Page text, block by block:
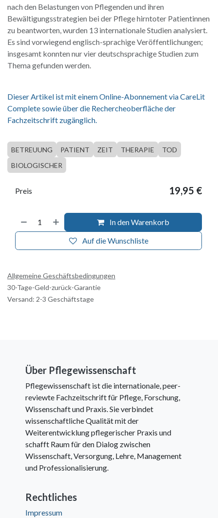
nach den Belastungen von Pflegenden und ihren
Bewältigungsstrategien bei der Pflege hirntoter Patientinnen
zu beantworten, wurden 13 internationale Studien analysiert.
Es sind vorwiegend englisch-sprachige Veröffentlichungen;
insgesamt konnten nur vier deutschsprachige Studien zum
Thema gefunden werden.
Dieser Artikel ist mit einem Online-Abonnement via CareLit
Complete sowie über die Rechercheoberfläche der
Fachzeitschrift zugänglich.
BETREUUNG PATIENT ZEIT THERAPIE
TOD
BIOLOGISCHER
In den Warenkorb
Auf die Wunschliste
Preis 19,95 €
Allgemeine Geschäftsbedingungen
30-Tage-Geld-zurück-Garantie
Versand: 2-3 Geschäftstage
Über Pflegewissenschaft
Pflegewissenschaft ist die internationale, peer-
reviewte Fachzeitschrift für Pflege, Forschung,
Wissenschaft und Praxis. Sie verbindet
wissenschaftliche Qualität mit der
Weiterentwicklung pflegerischer Praxis und
schafft Raum für den Dialog zwischen
Wissenschaft, Versorgung, Lehre, Management
und Professionalisierung.
Rechtliches
Impressum